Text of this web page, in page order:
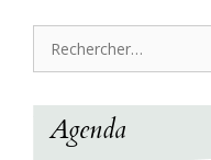
Agenda